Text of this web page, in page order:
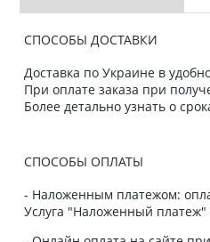
СПОСОБЫ ДОСТАВКИ
Доставка по Украине в
При оплате заказа при
Более детально узнать о
СПОСОБЫ ОПЛАТЫ
- Наложенным платежом:
Услуга "Наложенный платеж"